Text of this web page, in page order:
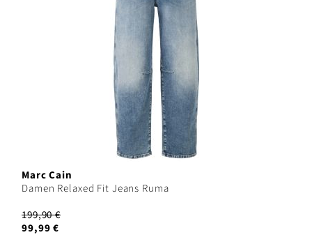
Marc Cain
Damen Relaxed Fit Jeans Ruma
199,90 €
99,99 €